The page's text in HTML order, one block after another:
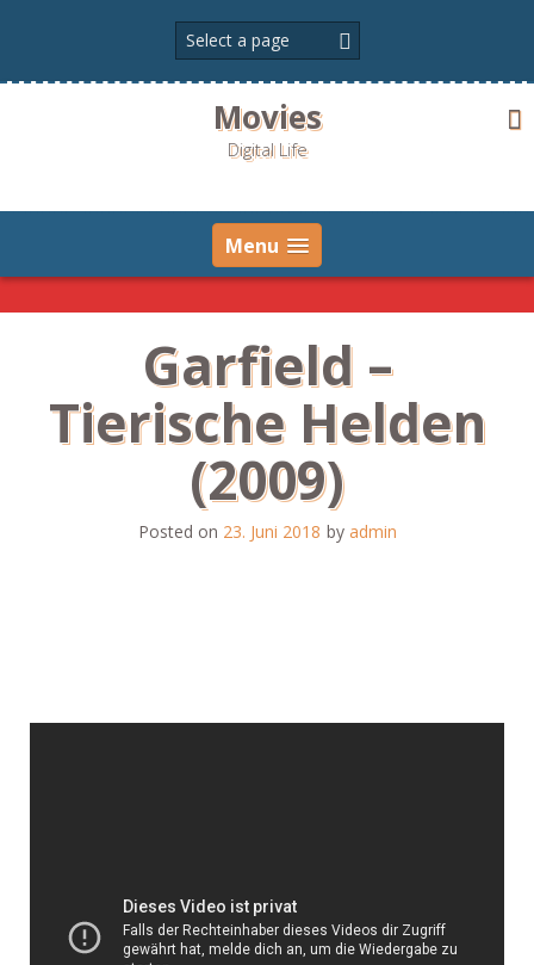
Movies
Digital Life
Menu
Garfield –
Tierische Helden
(2009)
Posted on 23. Juni 2018 by admin